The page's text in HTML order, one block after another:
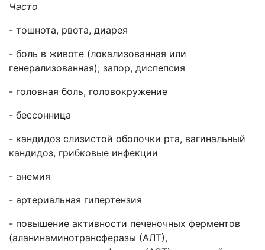
Часто
- тошнота, рвота, диарея
- боль в животе (локализованная или
генерализованная); запор, диспепсия
- головная боль, головокружение
- бессонница
- кандидоз слизистой оболочки рта, вагинальный
кандидоз, грибковые инфекции
- анемия
- артериальная гипертензия
- повышение активности печеночных ферментов
(аланинаминотрансферазы (АЛТ),